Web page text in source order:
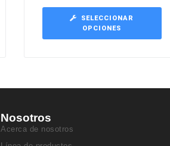
SELECCIONAR
OPCIONES
Nosotros
Acerca de nosotros